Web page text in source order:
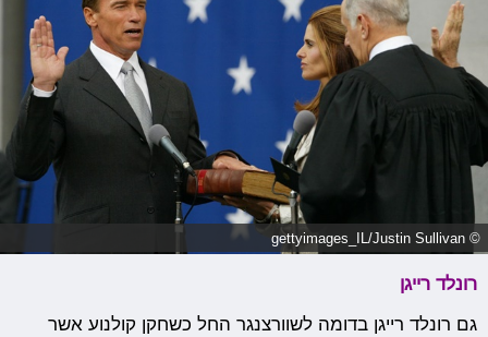
© gettyimages_IL/Justin Sullivan
רונלד רייגן
גם רונלד רייגן בדומה לשוורצנגר החל כשחקן קולנוע אשר